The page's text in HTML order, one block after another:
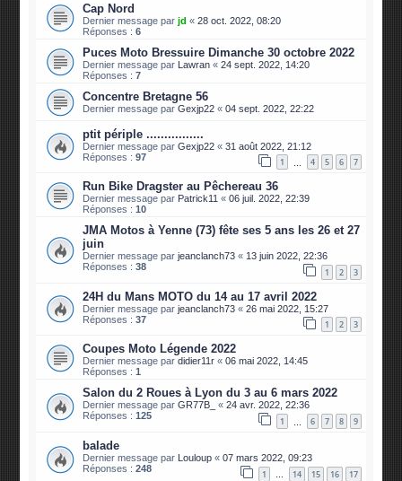
Cap Nord
Dernier message parjd «28 oct. 2022, 08:20
Réponses :6
Puces Moto Bressuire Dimanche 30 octobre 2022
Dernier message par Lawran «24 sept. 2022, 14:20
Réponses :7
Concentre Bretagne 56
Dernier message parGexjp22 «04 sept. 2022, 22:22
ptit périple ................
Dernier message parGexjp22 «31 août 2022, 21:12
Réponses :97 1 4 5 6 7
Run Bike Dragster au Pêchereau 36
Dernier message par Patrick11 «06 juil. 2022, 22:39
Réponses :10
JMA Motos à Yenne (73) fête ses 5 ans les 26 et 27
juin
Dernier message parjeanclanch73 « 13 juin 2022, 22:36
Réponses :38 1 2 3
24H du Mans MOTO du 14 au 17 avril 2022
Dernier message parjeanclanch73 «26 mai 2022, 15:27
Réponses :37 1 2 3
Coupes Moto Légende 2022
Dernier message pardidier11r «06 mai 2022, 14:45
Réponses :1
Salon du 2 Roues à Lyon du 3 au 6 mars 2022
Dernier message parGR77B_ «24 avr. 2022, 22:36
Réponses :125 1 6 7 8 9
balade
Dernier message par Louloup «07 mars 2022, 09:23
Réponses :248 1 … 14 15 16 17